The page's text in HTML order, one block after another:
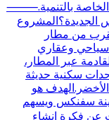
الخاصة بالتنمية.⸻
250 فدانًا بالقرب من مطار
وعقاري
عبر المطار،
سكنية حديثة
الأخضر.الهدف هو
سفنكس ويسهم
فكرة إنشاء